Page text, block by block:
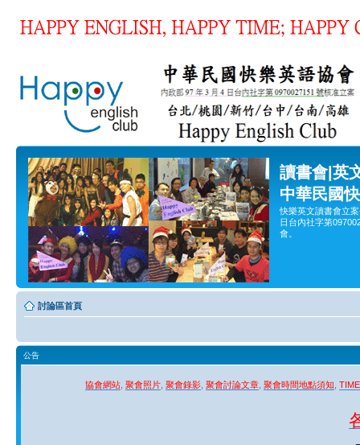
讀書會|英
中華民國
快樂英文讀書會立
日台內社字第
會。
討論區首頁
公告
協會網站 聚會照片 聚會錄影 聚會討論文章 聚會時間地點須知